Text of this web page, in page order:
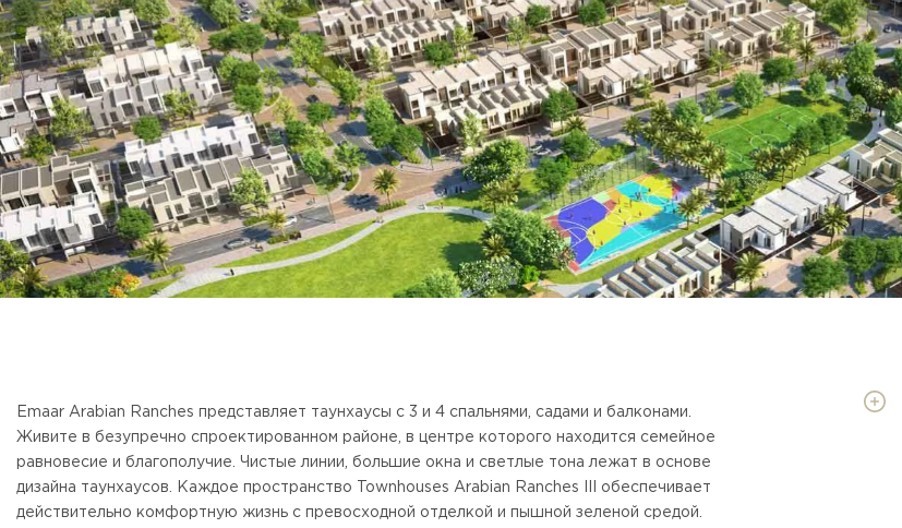
Emaar Arabian Ranches представляет таунхаусы с 3 и 4 спальнями, садами и балконами.
Живите в безупречно спроектированном районе, в центре которого находится семейное
равновесие и благополучие. Чистые линии, большие окна и светлые тона лежат в основе
дизайна таунхаусов. Каждое пространство Townhouses Arabian Ranches III обеспечивает
действительно комфортную жизнь с превосходной отделкой и пышной зеленой средой.